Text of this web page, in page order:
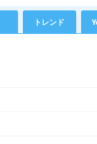
トレンド